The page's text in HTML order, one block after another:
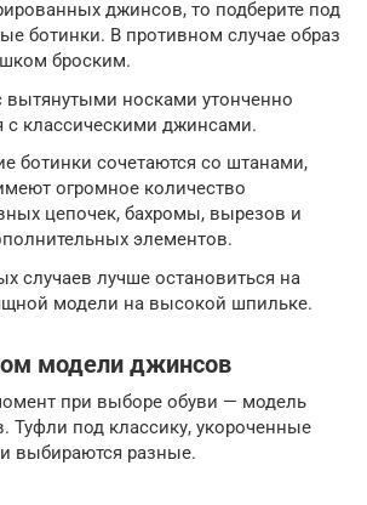
джинсов, то подберите под
ботинки. В противном случае образ
броским.
вытянутыми носками утонченно
с классическими джинсами.
ботинки сочетаются со штанами,
огромное количество
цепочек, бахромы, вырезов и
элементов.
случаев лучше остановиться на
модели на высокой шпильке.
модели джинсов
при выборе обуви — модель
Туфли под классику, укороченные
выбираются разные.